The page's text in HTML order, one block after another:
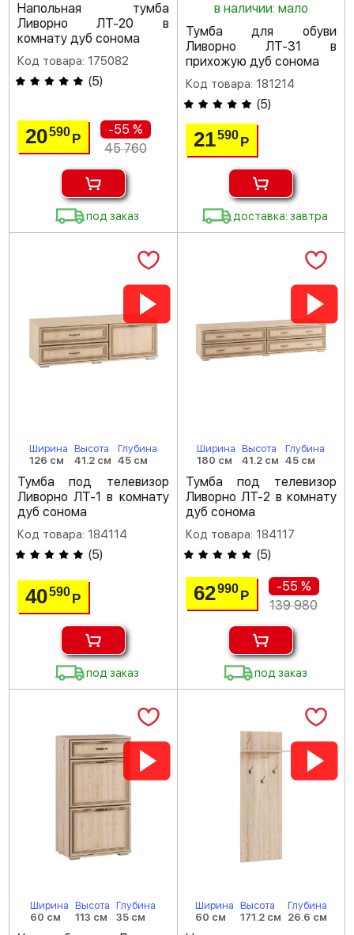
Напольная тумба
Ливорно ЛТ-20 в
комнату дуб сонома
Код товара: 175082
(5)
20590Р
-55 %
45 760
под заказ
в наличии: мало
Тумба для обуви
Ливорно ЛТ-31 в
прихожую дуб сонома
Код товара: 181214
(5)
21590 Р
доставка: завтра
Ширина
126 см
Высота
41.2 см
Глубина
45 см
Тумба под телевизор
Ливорно ЛТ-1 в комнату
дуб сонома
Код товара: 184114
(5)
40590Р
под заказ
Ширина
180 см
Высота
41.2 см
Глубина
45 см
Тумба под телевизор
Ливорно ЛТ-2 в комнату
дуб сонома
Код товара: 184117
(5)
62990 Р
-55 %
139 980
под заказ
Ширина
60 см
Высота
113 см
Глубина
35 см
Ширина
60 см
Высота
171.2 см
Глубина
26.6 см